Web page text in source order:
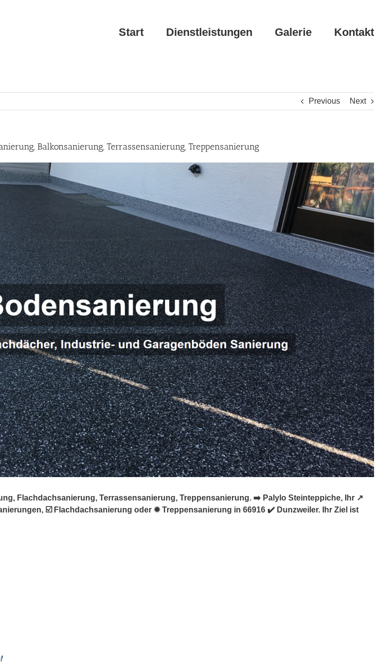
Start Dienstleistungen Galerie Kontakt
Previous Next
Balkonsanierung, Terrassensanierung, Treppensanierung
Flachdachsanierung, Terrassensanierung, Treppensanierung. ➡️ Palylo Steinteppiche, Ihr ↗️
☑️ Flachdachsanierung oder ✹ Treppensanierung in 66916 ✔️ Dunzweiler. Ihr Ziel ist